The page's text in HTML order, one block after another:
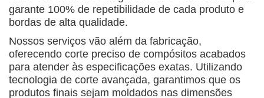
garante 100% de repetibilidade de cada produto e
bordas de alta qualidade.
Nossos serviços vão além da fabricação,
oferecendo corte preciso de compósitos acabados
para atender às especificações exatas. Utilizando
tecnologia de corte avançada, garantimos que os
produtos finais sejam moldados nas dimensões